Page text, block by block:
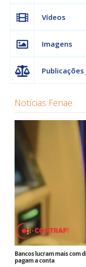
Vídeos
Imagens
Publicações
Notícias Fenae
Bancos lucram mais com
pagam a conta